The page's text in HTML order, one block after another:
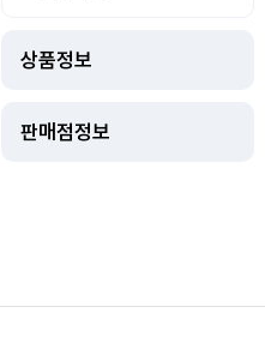
상품정보
판매점정보